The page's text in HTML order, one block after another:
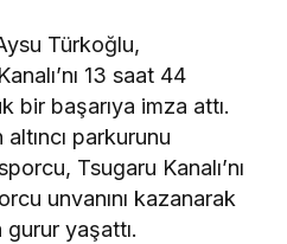
Türkoğlu,
13 saat 44
bir başarıya imza attı.
parkurunu
Tsugaru Kanalı’nı
unvanını kazanarak
yaşattı.